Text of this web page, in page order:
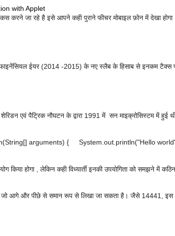
with Applet
करने जा रहे है इसे आपने कही पुराने फीचर मोबाइल फ़ोन में देखा होगा।
ईयर (2014 -2015) के नए स्लैब के हिसाब से इनकम
एवं पैट्रिक नौघटन के द्वारा 1991 में सन माइक्रोसिस्टम में हुई
arguments) { System.out.println("Hello
किया होगा , लेकिन कही विध्यार्ती इनकी उपयोगिता को समझने में
जो आगे और पीछे से समान रूप से लिखा जा सकता है। जैसे 14441, इस